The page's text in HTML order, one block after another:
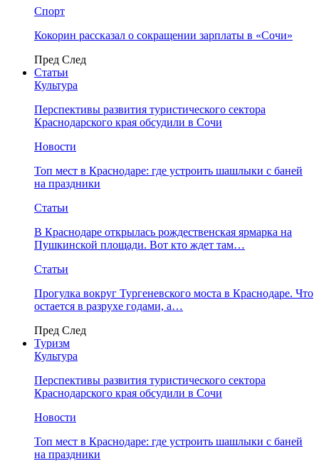
Спорт
Кокорин рассказал о сокращении зарплаты в «Сочи»
Пред След
Статьи
Культура
Перспективы развития туристического сектора
Краснодарского края обсудили в Сочи
Новости
Топ мест в Краснодаре: где устроить шашлыки с баней
на праздники
Статьи
В Краснодаре открылась рождественская ярмарка на
Пушкинской площади. Вот кто ждет там…
Статьи
Прогулка вокруг Тургеневского моста в Краснодаре. Что
остается в разрухе годами, а…
Пред След
Туризм
Культура
Перспективы развития туристического сектора
Краснодарского края обсудили в Сочи
Новости
Топ мест в Краснодаре: где устроить шашлыки с баней
на праздники